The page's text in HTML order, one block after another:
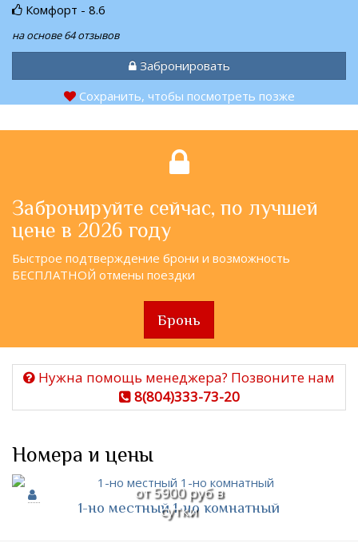
Комфорт - 8.6
на основе 64 отзывов
Забронировать
Сохранить, чтобы посмотреть позже
Забронируйте сейчас, по лучшей
цене в 2026 году
Быстрое подтверждение брони и возможность
БЕСПЛАТНОЙ отмены поездки
Бронь
Нужна помощь менеджера? Позвоните нам
8(804)333-73-20
Номера и цены
от 5900 руб в
сутки
1-но местный 1-но комнатный